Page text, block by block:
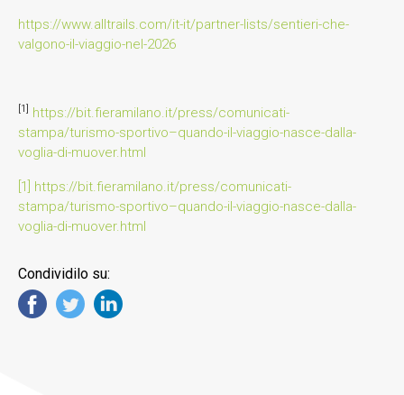
https://www.alltrails.com/it-it/partner-lists/sentieri-che-
valgono-il-viaggio-nel-2026
[1] https://bit.fieramilano.it/press/comunicati-
stampa/turismo-sportivo–quando-il-viaggio-nasce-dalla-
voglia-di-muover.html
[1]
https://bit.fieramilano.it/press/comunicati-
stampa/turismo-sportivo–quando-il-viaggio-nasce-dalla-
voglia-di-muover.html
Condividilo su: